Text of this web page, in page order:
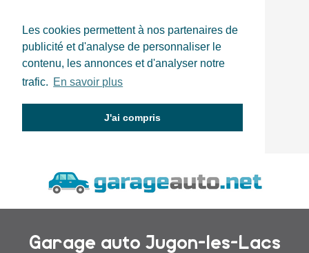
Les cookies permettent à nos partenaires de
publicité et d'analyse de personnaliser le
contenu, les annonces et d'analyser notre
trafic. En savoir plus
J'ai compris
Garage auto Jugon-les-Lacs